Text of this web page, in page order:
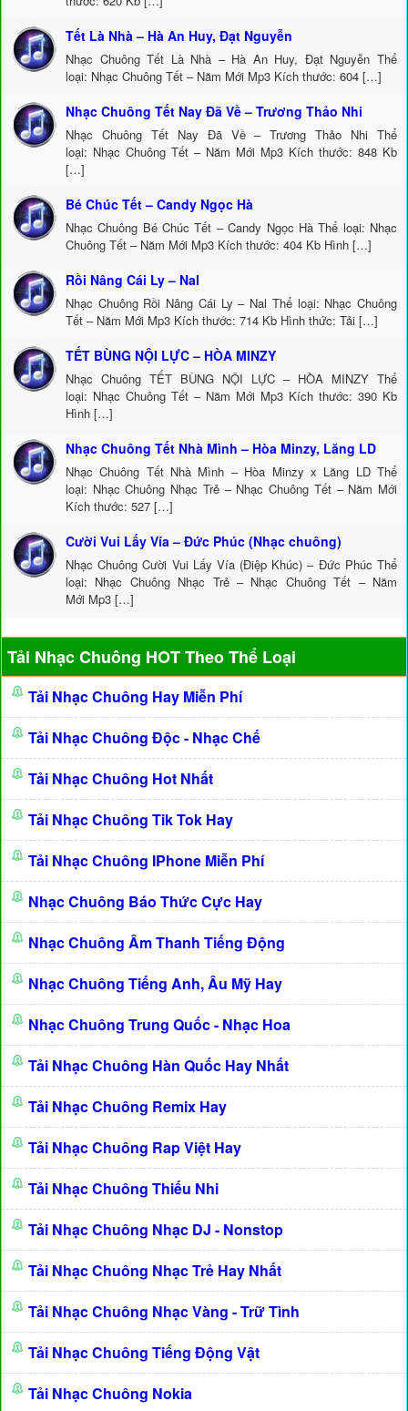
Tết Là Nhà – Hà An Huy, Đạt Nguyễn
Nhạc Chuông Tết Là Nhà – Hà An Huy, Đạt Nguyễn Thể
loại: Nhạc Chuông Tết – Năm Mới Mp3 Kích thước: 604 […]
Nhạc Chuông Tết Nay Đã Về – Trương Thảo Nhi
Nhạc Chuông Tết Nay Đã Về – Trương Thảo Nhi Thể
loại: Nhạc Chuông Tết – Năm Mới Mp3 Kích thước: 848 Kb
[…]
Bé Chúc Tết – Candy Ngọc Hà
Nhạc Chuông Bé Chúc Tết – Candy Ngọc Hà Thể loại: Nhạc
Chuông Tết – Năm Mới Mp3 Kích thước: 404 Kb Hình […]
Rồi Nâng Cái Ly – Nal
Nhạc Chuông Rồi Nâng Cái Ly – Nal Thể loại: Nhạc Chuông
Tết – Năm Mới Mp3 Kích thước: 714 Kb Hình thức: Tải […]
TẾT BÙNG NỘI LỰC – HÒA MINZY
Nhạc Chuông TẾT BÙNG NỘI LỰC – HÒA MINZY Thể
loại: Nhạc Chuông Tết – Năm Mới Mp3 Kích thước: 390 Kb
Hình […]
Nhạc Chuông Tết Nhà Mình – Hòa Minzy, Lăng LD
Nhạc Chuông Tết Nhà Mình – Hòa Minzy x Lăng LD Thể
loại: Nhạc Chuông Nhạc Trẻ – Nhạc Chuông Tết – Năm Mới
Kích thước: 527 […]
Cười Vui Lấy Vía – Đức Phúc (Nhạc chuông)
Nhạc Chuông Cười Vui Lấy Vía (Điệp Khúc) – Đức Phúc Thể
loại: Nhạc Chuông Nhạc Trẻ – Nhạc Chuông Tết – Năm
Mới Mp3 […]
Tải Nhạc Chuông HOT Theo Thể Loại
Tải Nhạc Chuông Hay Miễn Phí
Tải Nhạc Chuông Độc - Nhạc Chế
Tải Nhạc Chuông Hot Nhất
Tải Nhạc Chuông Tik Tok Hay
Tải Nhạc Chuông IPhone Miễn Phí
Nhạc Chuông Báo Thức Cực Hay
Nhạc Chuông Âm Thanh Tiếng Động
Nhạc Chuông Tiếng Anh, Âu Mỹ Hay
Nhạc Chuông Trung Quốc - Nhạc Hoa
Tải Nhạc Chuông Hàn Quốc Hay Nhất
Tải Nhạc Chuông Remix Hay
Tải Nhạc Chuông Rap Việt Hay
Tải Nhạc Chuông Thiếu Nhi
Tải Nhạc Chuông Nhạc DJ - Nonstop
Tải Nhạc Chuông Nhạc Trẻ Hay Nhất
Tải Nhạc Chuông Nhạc Vàng - Trữ Tình
Tải Nhạc Chuông Tiếng Động Vật
Tải Nhạc Chuông Nokia